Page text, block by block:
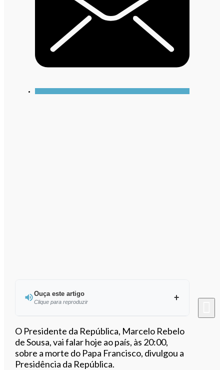
Ouça este artigo
Clique para reproduzir
Ouvir este artigo
O Presidente da República, Marcelo Rebelo
de Sousa, vai falar hoje ao país, às 20:00,
sobre a morte do Papa Francisco, divulgou a
Presidência da República.